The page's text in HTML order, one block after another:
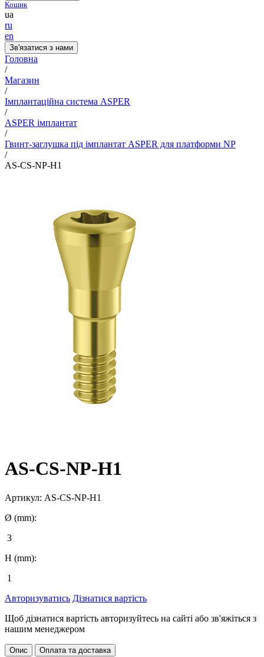
Кошик
ua
ru
en
Зв'язатися з нами
Головна
/
Магазин
/
Імплантаційна система ASPER
/
ASPER імплантат
/
Гвинт-заглушка під імплантат ASPER для платформи NP
/
AS-CS-NP-H1
AS-CS-NP-H1
Артикул: AS-CS-NP-H1
Ø (mm):
3
H (mm):
1
Авторизуватись Дізнатися вартість
Щоб дізнатися вартість авторизуйтесь на сайті або зв'яжіться з
нашим менеджером
Опис Оплата та доставка